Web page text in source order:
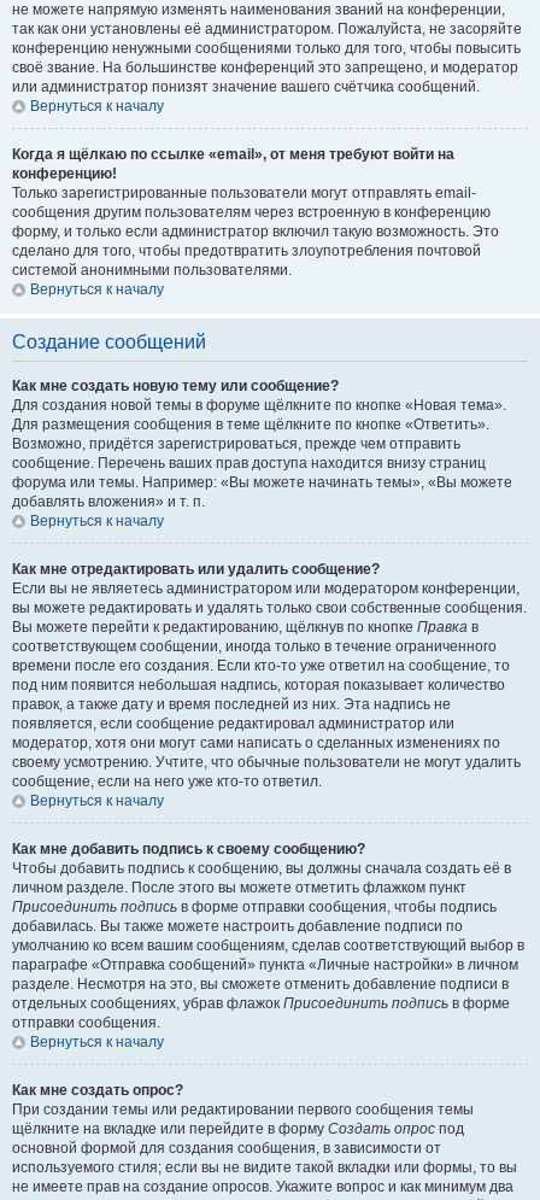
не можете напрямую изменять наименования званий на конференции,
так как они установлены её администратором. Пожалуйста, не засоряйте
конференцию ненужными сообщениями только для того, чтобы повысить
своё звание. На большинстве конференций это запрещено, и модератор
или администратор понизят значение вашего счётчика сообщений.
Вернуться к началу
Когда я щёлкаю по ссылке «email», от меня требуют войти на
конференцию!
Только зарегистрированные пользователи могут отправлять email-
сообщения другим пользователям через встроенную в конференцию
форму, и только если администратор включил такую возможность. Это
сделано для того, чтобы предотвратить злоупотребления почтовой
системой анонимными пользователями.
Вернуться к началу
Создание сообщений
Как мне создать новую тему или сообщение?
Для создания новой темы в форуме щёлкните по кнопке «Новая тема».
Для размещения сообщения в теме щёлкните по кнопке «Ответить».
Возможно, придётся зарегистрироваться, прежде чем отправить
сообщение. Перечень ваших прав доступа находится внизу страниц
форума или темы. Например: «Вы можете начинать темы», «Вы можете
добавлять вложения» и т. п.
Вернуться к началу
Как мне отредактировать или удалить сообщение?
Если вы не являетесь администратором или модератором конференции,
вы можете редактировать и удалять только свои собственные сообщения.
Вы можете перейти к редактированию, щёлкнув по кнопке Правка в
соответствующем сообщении, иногда только в течение ограниченного
времени после его создания. Если кто-то уже ответил на сообщение, то
под ним появится небольшая надпись, которая показывает количество
правок, а также дату и время последней из них. Эта надпись не
появляется, если сообщение редактировал администратор или
модератор, хотя они могут сами написать о сделанных изменениях по
своему усмотрению. Учтите, что обычные пользователи не могут удалить
сообщение, если на него уже кто-то ответил.
Вернуться к началу
Как мне добавить подпись к своему сообщению?
Чтобы добавить подпись к сообщению, вы должны сначала создать её в
личном разделе. После этого вы можете отметить флажком пункт
Присоединить подпись в форме отправки сообщения, чтобы подпись
добавилась. Вы также можете настроить добавление подписи по
умолчанию ко всем вашим сообщениям, сделав соответствующий выбор в
параграфе «Отправка сообщений» пункта «Личные настройки» в личном
разделе. Несмотря на это, вы сможете отменить добавление подписи в
отдельных сообщениях, убрав флажок Присоединить подпись в форме
отправки сообщения.
Вернуться к началу
Как мне создать опрос?
При создании темы или редактировании первого сообщения темы
щёлкните на вкладке или перейдите в форму Создать опрос под
основной формой для создания сообщения, в зависимости от
используемого стиля; если вы не видите такой вкладки или формы, то вы
не имеете прав на создание опросов. Укажите вопрос и как минимум два